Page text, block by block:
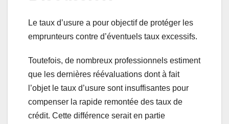
Le taux d’usure a pour objectif de protéger les
emprunteurs contre d’éventuels taux excessifs.
Toutefois, de nombreux professionnels estiment
que les dernières réévaluations dont à fait
l’objet le taux d’usure sont insuffisantes pour
compenser la rapide remontée des taux de
crédit. Cette différence serait en partie